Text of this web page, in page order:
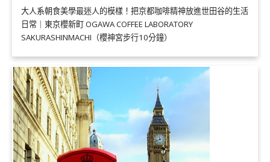
大人系朝食美學最迷人的模樣！把京都咖啡精神放進世田谷的生活
日常｜東京櫻新町 OGAWA COFFEE LABORATORY
SAKURASHINMACHI（櫻神宮步行10分鐘）